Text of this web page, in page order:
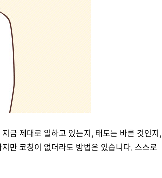
금 제대로 일하고 있는지, 태도는 바른 것인지,
만 코칭이 없더라도 방법은 있습니다. 스스로